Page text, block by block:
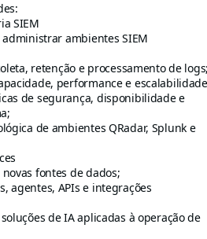
SIEM
ambientes SIEM
retenção e processamento de
performance e
de segurança, disponibilidade e
de ambientes QRadar, Splunk e
fontes de dados;
agentes, APIs e integrações
de IA aplicadas à operação de